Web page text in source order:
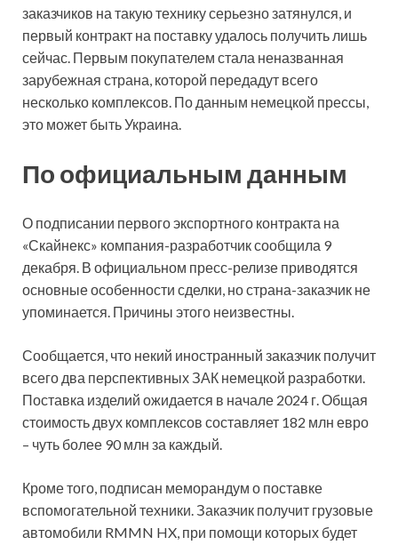
заказчиков на такую технику серьезно затянулся, и
первый контракт на поставку удалось получить лишь
сейчас. Первым покупателем стала неназванная
зарубежная страна, которой передадут всего
несколько комплексов. По данным немецкой прессы,
это может быть Украина.
По официальным данным
О подписании первого экспортного контракта на
«Скайнекс» компания-разработчик сообщила 9
декабря. В официальном пресс-релизе приводятся
основные особенности сделки, но страна-заказчик не
упоминается. Причины этого неизвестны.
Сообщается, что некий иностранный заказчик получит
всего два перспективных ЗАК немецкой разработки.
Поставка изделий ожидается в начале 2024 г. Общая
стоимость двух комплексов составляет 182 млн евро
– чуть более 90 млн за каждый.
Кроме того, подписан меморандум о поставке
вспомогательной техники. Заказчик получит грузовые
автомобили RMMN HX, при помощи которых будет